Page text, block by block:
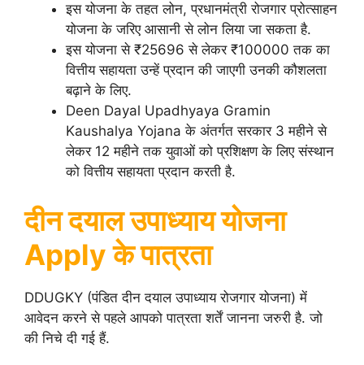
इस योजना के तहत लोन, प्रधानमंत्री रोजगार प्रोत्साहन
योजना के जरिए आसानी से लोन लिया जा सकता है.
इस योजना से ₹25696 से लेकर ₹100000 तक का
वित्तीय सहायता उन्हें प्रदान की जाएगी उनकी कौशलता
बढ़ाने के लिए.
Deen Dayal Upadhyaya Gramin
Kaushalya Yojana के अंतर्गत सरकार 3 महीने से
लेकर 12 महीने तक युवाओं को प्रशिक्षण के लिए संस्थान
को वित्तीय सहायता प्रदान करती है.
दीन दयाल उपाध्याय योजना
Apply के पात्रता
DDUGKY (पंडित दीन दयाल उपाध्याय रोजगार योजना) में
आवेदन करने से पहले आपको पात्रता शर्तें जानना जरुरी है. जो
की निचे दी गई हैं.